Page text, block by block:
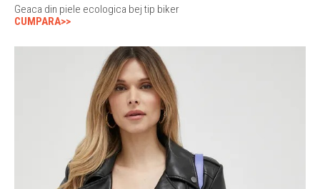
Geaca din piele ecologica bej tip biker
CUMPARA>>